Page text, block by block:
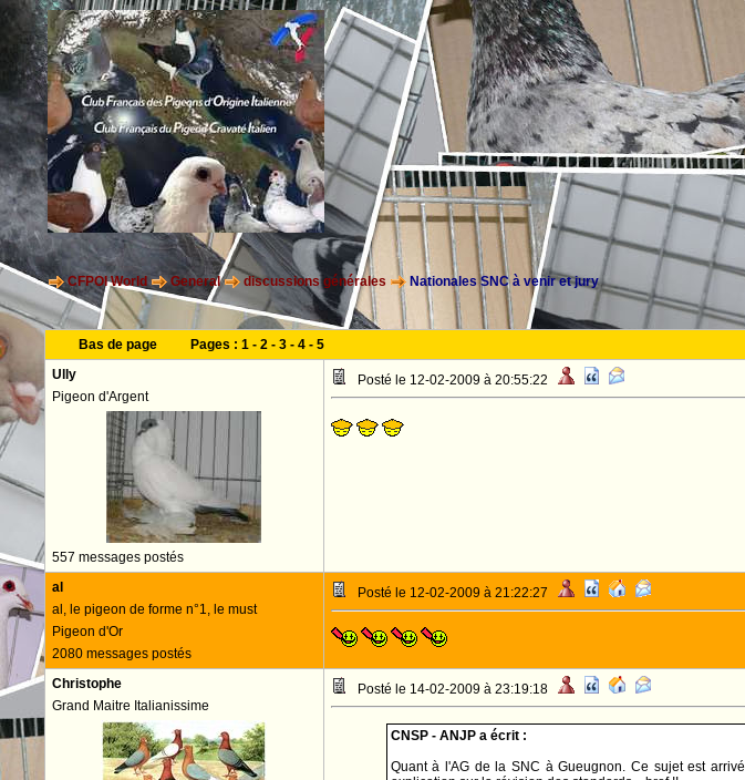
CFPOI World General discussions générales Nationales SNC à venir et jury
Bas de page Pages : 1- 2- 3- 4- 5
Ully
Pigeon d'Argent
557 messages postés
Posté le 12-02-2009 à 20:55:22
al
al, le pigeon de forme n°1, le must
Pigeon d'Or
2080 messages postés
Posté le 12-02-2009 à 21:22:27
Christophe
Grand Maitre Italianissime
Posté le 14-02-2009 à 23:19:18
CNSP - ANJP a écrit :
Quant à l'AG de la SNC à Gueugnon. Ce sujet est